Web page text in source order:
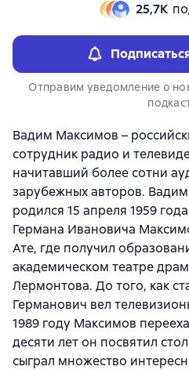
25,7К
Отправим уведомление о
Вадим Максимов –
сотрудник радио и
начитавший более сотни
зарубежных авторов.
родился 15 апреля 1959
Германа Ивановича
Ате, где получил
академическом театре
Лермонтова. До того, как
Германович вел
1989 году Максимов
десяти лет он посвятил
сыграл множество